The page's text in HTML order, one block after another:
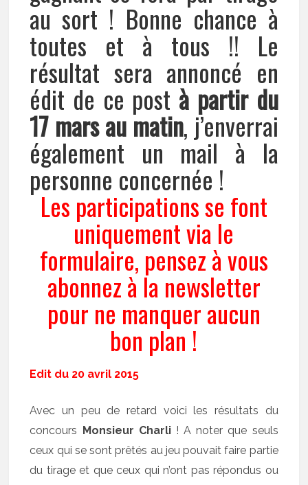
au sort ! Bonne chance à
toutes et à tous !! Le
résultat sera annoncé en
édit de ce post à partir du
17 marsau matin, j’enverrai
également un mail à la
personne concernée !
Les participations se font
uniquement via le
formulaire, pensez à vous
abonnez à la newsletter
pour ne manquer aucun
bon plan !
Edit du 20 avril 2015
Avec un peu de retard voici les résultats du
concours Monsieur Charli! A noter que seuls
ceux qui se sont prêtés au jeu pouvait faire partie
du tirage et que ceux qui n’ont pas répondus ou